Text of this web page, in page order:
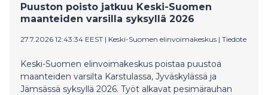
Puuston poisto jatkuu Keski-Suomen
maanteiden varsilla syksyllä 2026
27.7.2026 12:43:34 EEST | Keski-Suomen elinvoimakeskus | Tiedote
Keski-Suomen elinvoimakeskus poistaa puustoa
maanteiden varsilta Karstulassa, Jyväskylässä ja
Jämsässä syksyllä 2026. Työt alkavat pesimärauhan